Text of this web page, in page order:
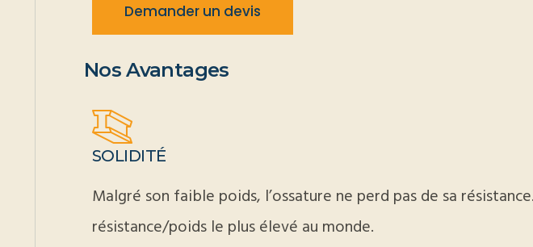
Demander un devis
Nos Avantages
SOLIDITÉ
Malgré son faible poids, l’ossature ne perd pas de sa
résistance/poids le plus élevé au monde.